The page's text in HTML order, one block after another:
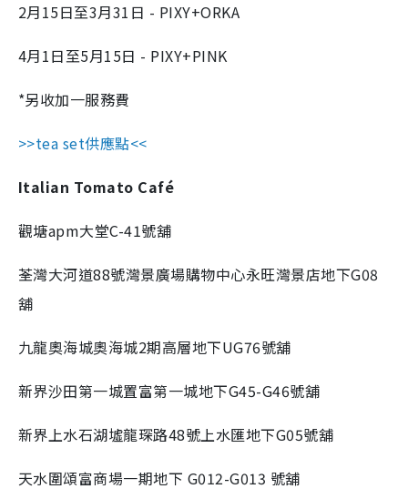
2月15日至3月31日 - PIXY+ORKA
4月1日至5月15日 - PIXY+PINK
*另收加一服務費
>>tea set供應點<<
Italian Tomato Café
觀塘apm大堂C-41號舖
荃灣大河道88號灣景廣場購物中心永旺灣景店地下G08
舖
九龍奧海城奧海城2期高層地下UG76號舖
新界沙田第一城置富第一城地下G45-G46號舖
新界上水石湖墟龍琛路48號上水匯地下G05號舖
天水圍頌富商場一期地下 G012-G013 號舖